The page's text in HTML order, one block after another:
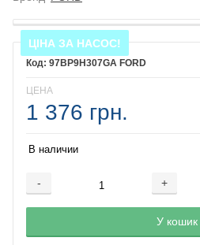
ЦІНА ЗА НАСОС!
97BP9H307GA FORD
ЦЕНА
1 376 грн.
В наличии
- +
У кошик
Добавлен